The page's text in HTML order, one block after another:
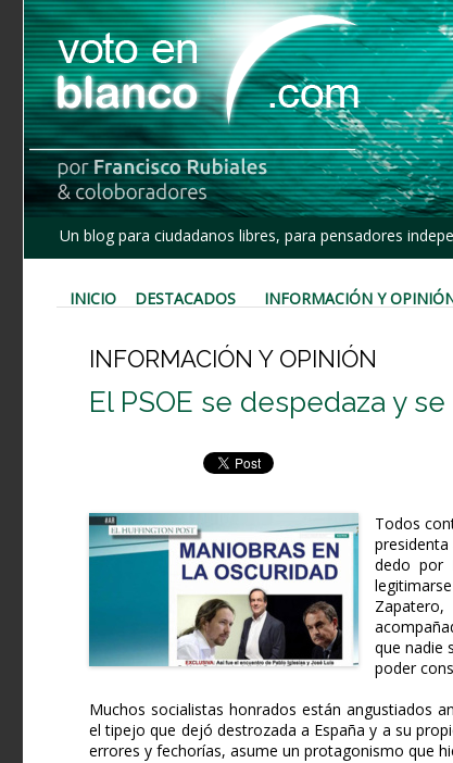
Un blog para ciudadanos libres, para pensadores
INICIO DESTACADOS INFORMACIÓN Y
INFORMACIÓN Y OPINIÓN
El PSOE se despedaza y
Todos
dedo por
que nadie
poder
Muchos socialistas honrados están angustiados
el tipejo que dejó destrozada a España y a su
errores y fechorías, asume un protagonismo que